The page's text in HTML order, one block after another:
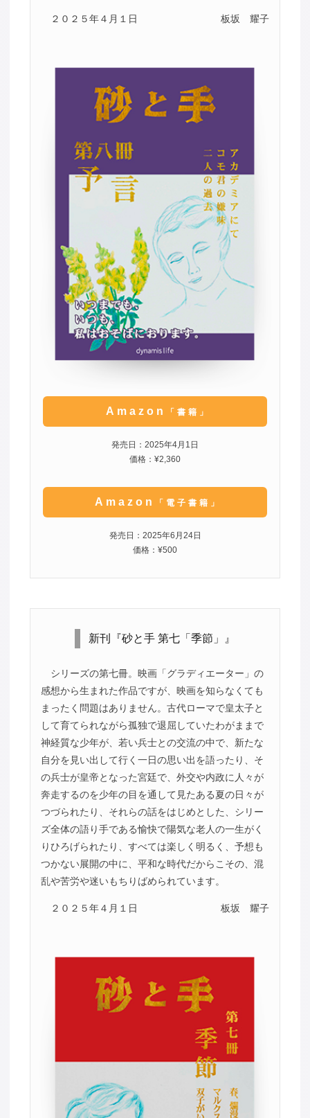
２０２５年４月１日 板坂 耀子
Amazon 「書籍」
発売日：2025年4月1日
価格：¥2,360
Amazon 「電子書籍」
発売日：2025年6月24日
価格：¥500
新刊『砂と手 第七「季節」』
シリーズの第七冊。映画「グラディエーター」の
感想から生まれた作品ですが、映画を知らなくても
まったく問題はありません。古代ローマで皇太子と
して育てられながら孤独で退屈していたわがままで
神経質な少年が、若い兵士との交流の中で、新たな
自分を見い出して行く一日の思い出を語ったり、そ
の兵士が皇帝となった宮廷で、外交や内政に人々が
奔走するのを少年の目を通して見たある夏の日々が
つづられたり、それらの話をはじめとした、シリー
ズ全体の語り手である愉快で陽気な老人の一生がく
りひろげられたり、すべては楽しく明るく、予想も
つかない展開の中に、平和な時代だからこその、混
乱や苦労や迷いもちりばめられています。
２０２５年４月１日 板坂 耀子